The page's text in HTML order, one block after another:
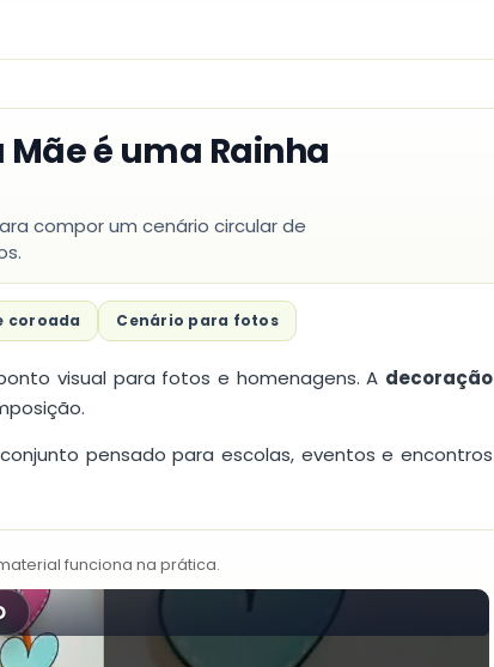
é uma Rainha
compor um cenário circular de
coroada Cenário para fotos
visual para fotos e homenagens. A decoração
pensado para escolas, eventos e encontros
funciona na prática.